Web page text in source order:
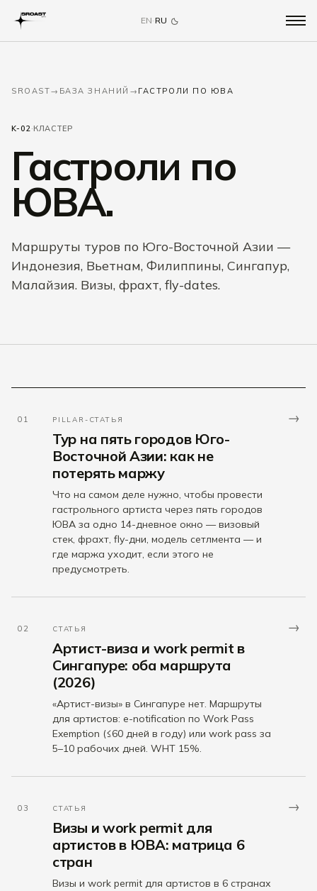
EN·RU
SROAST→ БАЗА ЗНАНИЙ → ГАСТРОЛИ ПО ЮВА
K-02·КЛАСТЕР
Гастроли по
ЮВА.
Маршруты туров по Юго-Восточной Азии —
Индонезия, Вьетнам, Филиппины, Сингапур,
Малайзия. Визы, фрахт, fly-dates.
01 PILLAR-СТАТЬЯ
Тур на пять городов Юго-
Восточной Азии: как не
потерять маржу
Что на самом деле нужно, чтобы провести
гастрольного артиста через пять городов
ЮВА за одно 14-дневное окно — визовый
стек, фрахт, fly-дни, модель сетлмента — и
где маржа уходит, если этого не
предусмотреть.
→
02 СТАТЬЯ
Артист-виза и work permit в
Сингапуре: оба маршрута
(2026)
«Артист-визы» в Сингапуре нет. Маршруты
для артистов: e-notification по Work Pass
Exemption (≤60 дней в году) или work pass за
5–10 рабочих дней. WHT 15%.
→
03 СТАТЬЯ
Визы и work permit для
артистов в ЮВА: матрица 6
стран
Визы и work permit для артистов в 6 странах
→